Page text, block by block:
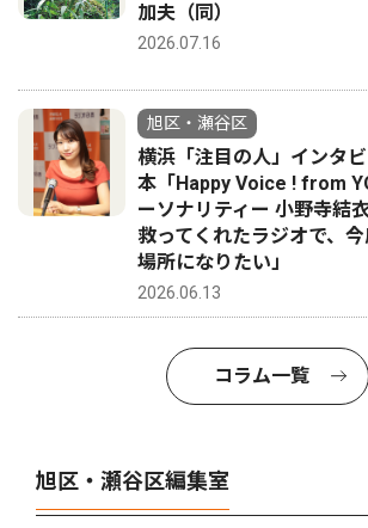
加夫（同）
2026.07.16
旭区・瀬谷区
横浜「注目の人」インタ
本「Happy Voice ! from
ーソナリティー 小野寺結
救ってくれたラジオで、
場所になりたい」
2026.06.13
コラム一覧
旭区・瀬谷区編集室